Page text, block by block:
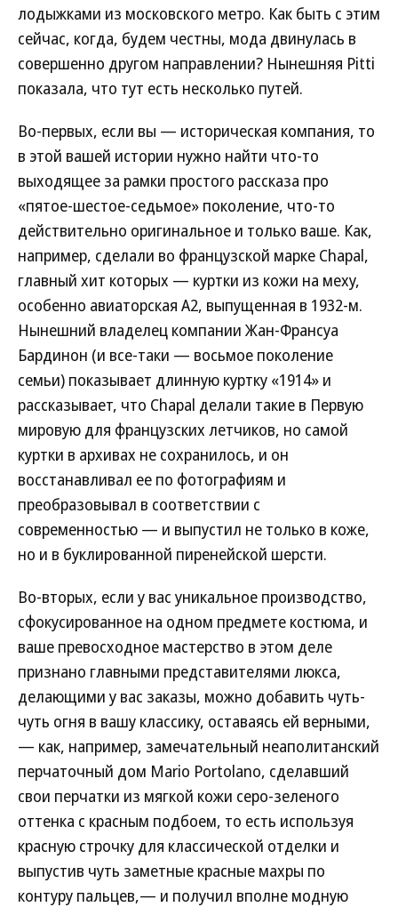
лодыжками из московского метро. Как быть с этим
сейчас, когда, будем честны, мода двинулась в
совершенно другом направлении? Нынешняя Pitti
показала, что тут есть несколько путей.
Во-первых, если вы — историческая компания, то
в этой вашей истории нужно найти что-то
выходящее за рамки простого рассказа про
«пятое-шестое-седьмое» поколение, что-то
действительно оригинальное и только ваше. Как,
например, сделали во французской марке Chapal,
главный хит которых — куртки из кожи на меху,
особенно авиаторская А2, выпущенная в 1932-м.
Нынешний владелец компании Жан-Франсуа
Бардинон (и все-таки — восьмое поколение
семьи) показывает длинную куртку «1914» и
рассказывает, что Chapal делали такие в Первую
мировую для французских летчиков, но самой
куртки в архивах не сохранилось, и он
восстанавливал ее по фотографиям и
преобразовывал в соответствии с
современностью — и выпустил не только в коже,
но и в буклированной пиренейской шерсти.
Во-вторых, если у вас уникальное производство,
сфокусированное на одном предмете костюма, и
ваше превосходное мастерство в этом деле
признано главными представителями люкса,
делающими у вас заказы, можно добавить чуть-
чуть огня в вашу классику, оставаясь ей верными,
— как, например, замечательный неаполитанский
перчаточный дом Mario Portolano, сделавший
свои перчатки из мягкой кожи серо-зеленого
оттенка с красным подбоем, то есть используя
красную строчку для классической отделки и
выпустив чуть заметные красные махры по
контуру пальцев,— и получил вполне модную